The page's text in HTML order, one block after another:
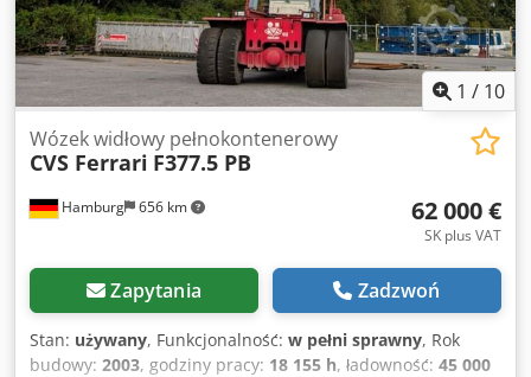
1 / 10
Hamburg 656 km
Wózek widłowy pełnokontenerowy
CVS Ferrari F377.5 PB
62 000 €
SK plus VAT
Zapytania Zadzwoń
Stan: używany, Funkcjonalność: w pełni sprawny, Rok
budowy: 2003, godziny pracy: 18 155 h, ładowność: 45 000